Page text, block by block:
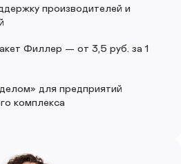
производителей и
Филлер — от 3,5 руб. за 1
для предприятий
комплекса